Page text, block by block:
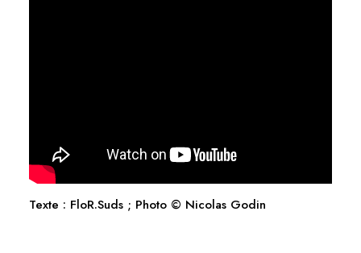
Texte : FloR.Suds ; Photo © Nicolas Godin